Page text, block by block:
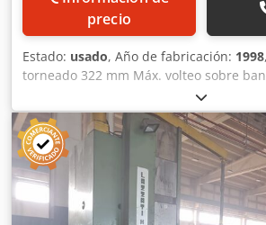
precio
Estado: usado, Año de fabricación: 1998
torneado 322 mm Máx. volteo sobre
diámetro de torneado 279 mm
6000 rpm Agujero del husillo 53 mm
estaciones Djdpfsx N A N Hsx Ablock
Equipado con: Alimentador de barras
Punto móvil Diversos
autocentrante